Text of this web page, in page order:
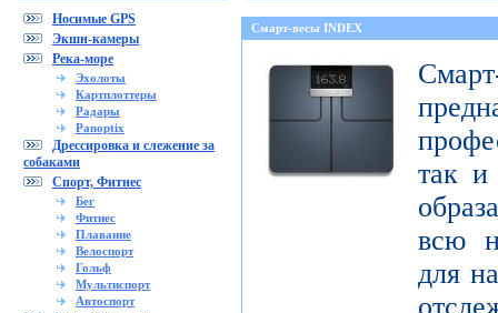
Носимые GPS
Экшн-камеры
Река-море
Эхолоты
Картплоттеры
Радары
Panoptix
Дрессировка и слежение за
собаками
Спорт, Фитнес
Бег
Фитнес
Плавание
Велоспорт
Гольф
Мультиспорт
Автоспорт
Смарт-весы INDEX
так и
всю
для